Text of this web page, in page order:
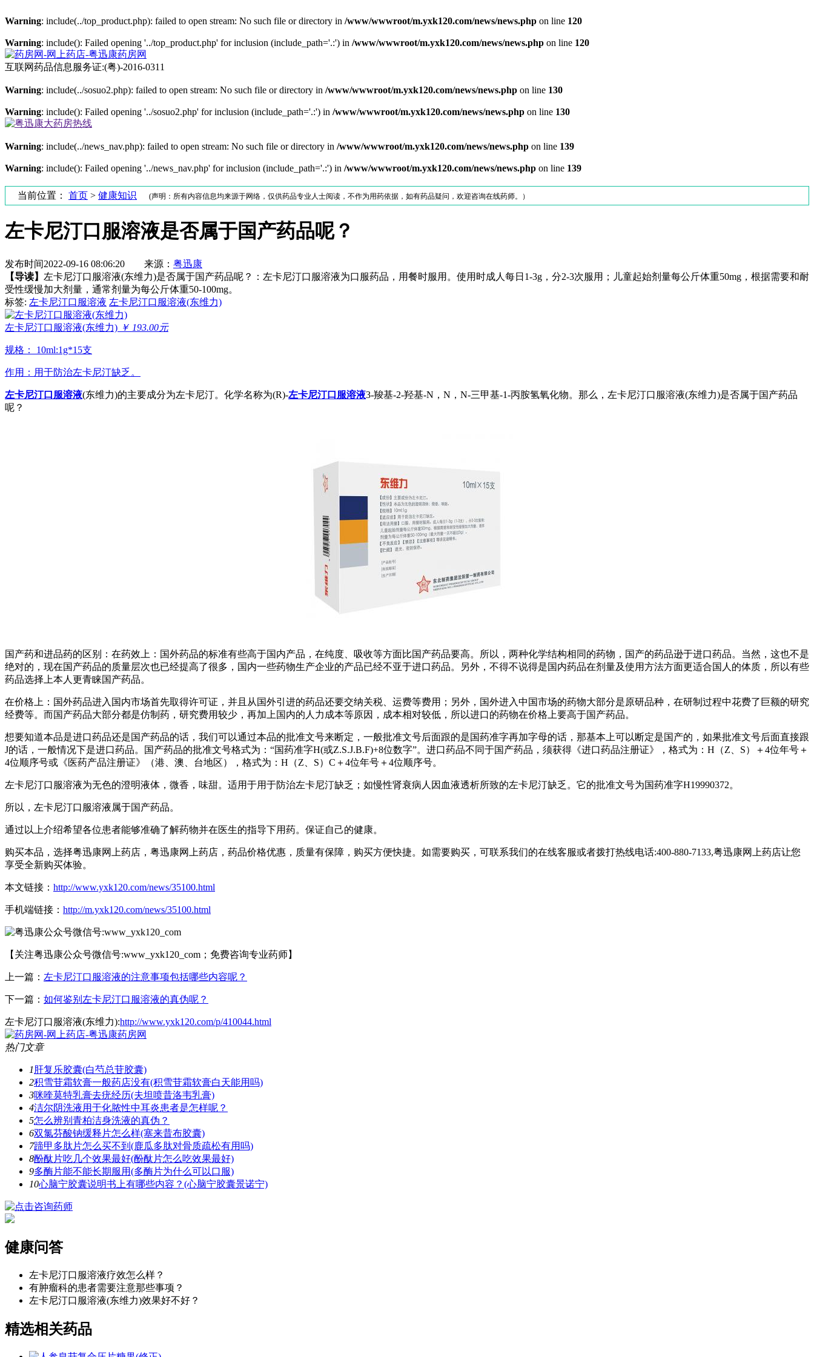
Warning: include(../top_product.php): failed to open stream: No such file or directory in /www/wwwroot/m.yxk120.com/news/news.php on line 120
Warning: include(): Failed opening '../top_product.php' for inclusion (include_path='.:') in /www/wwwroot/m.yxk120.com/news/news.php on line 120
互联网药品信息服务证:(粤)-2016-0311
Warning: include(../sosuo2.php): failed to open stream: No such file or directory in /www/wwwroot/m.yxk120.com/news/news.php on line 130
Warning: include(): Failed opening '../sosuo2.php' for inclusion (include_path='.:') in /www/wwwroot/m.yxk120.com/news/news.php on line 130
Warning: include(../news_nav.php): failed to open stream: No such file or directory in /www/wwwroot/m.yxk120.com/news/news.php on line 139
Warning: include(): Failed opening '../news_nav.php' for inclusion (include_path='.:') in /www/wwwroot/m.yxk120.com/news/news.php on line 139
当前位置： 首页 > 健康知识 (声明：所有内容信息均来源于网络，仅供药品专业人士阅读，不作为用药依据，如有药品疑问，欢迎咨询在线药师。）
左卡尼汀口服溶液是否属于国产药品呢？
发布时间2022-09-16 08:06:20 来源： 粤迅康
【导读】 左卡尼汀口服溶液(东维力)是否属于国产药品呢？：左卡尼汀口服溶液为口服药品，用餐时服用。使用时成人每日1-3g，分2-3次服用；儿童起始剂量每公斤体重50mg，根据需要和耐
受性缓慢加大剂量，通常剂量为每公斤体重50-100mg。
标签: 左卡尼汀口服溶液 左卡尼汀口服溶液(东维力)
左卡尼汀口服溶液(东维力) ￥ 193.00元
规格： 10ml:1g*15支
作用：用于防治左卡尼汀缺乏。
左卡尼汀口服溶液(东维力)的主要成分为左卡尼汀。化学名称为(R)-左卡尼汀口服溶液3-羧基-2-羟基-N，N，N-三甲基-1-丙胺氢氧化物。那么，左卡尼汀口服溶液(东维力)是否属于国产药品
呢？
国产药和进品药的区别：在药效上：国外药品的标准有些高于国内产品，在纯度、吸收等方面比国产药品要高。所以，两种化学结构相同的药物，国产的药品逊于进口药品。当然，这也不是
绝对的，现在国产药品的质量层次也已经提高了很多，国内一些药物生产企业的产品已经不亚于进口药品。另外，不得不说得是国内药品在剂量及使用方法方面更适合国人的体质，所以有些
药品选择上本人更青睐国产药品。
在价格上：国外药品进入国内市场首先取得许可证，并且从国外引进的药品还要交纳关税、运费等费用；另外，国外进入中国市场的药物大部分是原研品种，在研制过程中花费了巨额的研究
经费等。而国产药品大部分都是仿制药，研究费用较少，再加上国内的人力成本等原因，成本相对较低，所以进口的药物在价格上要高于国产药品。
想要知道本品是进口药品还是国产药品的话，我们可以通过本品的批准文号来断定，一般批准文号后面跟的是国药准字再加字母的话，那基本上可以断定是国产的，如果批准文号后面直接跟
J的话，一般情况下是进口药品。国产药品的批准文号格式为：“国药准字H(或Z.S.J.B.F)+8位数字”。进口药品不同于国产药品，须获得《进口药品注册证》，格式为：H（Z、S）＋4位年号＋
4位顺序号或《医药产品注册证》（港、澳、台地区），格式为：H（Z、S）C＋4位年号＋4位顺序号。
左卡尼汀口服溶液为无色的澄明液体，微香，味甜。适用于用于防治左卡尼汀缺乏；如慢性肾衰病人因血液透析所致的左卡尼汀缺乏。它的批准文号为国药准字H19990372。
所以，左卡尼汀口服溶液属于国产药品。
通过以上介绍希望各位患者能够准确了解药物并在医生的指导下用药。保证自己的健康。
购买本品，选择粤迅康网上药店，粤迅康网上药店，药品价格优惠，质量有保障，购买方便快捷。如需要购买，可联系我们的在线客服或者拨打热线电话:400-880-7133,粤迅康网上药店让您
享受全新购买体验。
本文链接： http://www.yxk120.com/news/35100.html
手机端链接： http://m.yxk120.com/news/35100.html
【关注粤迅康公众号微信号:www_yxk120_com；免费咨询专业药师】
上一篇： 左卡尼汀口服溶液的注意事项包括哪些内容呢？
下一篇： 如何鉴别左卡尼汀口服溶液的真伪呢？
左卡尼汀口服溶液(东维力):http://www.yxk120.com/p/410044.html
热门文章
1 肝复乐胶囊(白芍总苷胶囊)
2积雪苷霜软膏一般药店没有(积雪苷霜软膏白天能用吗)
3咪喹莫特乳膏去疣经历(夫坦喷昔洛韦乳膏)
4洁尔阴洗液用于化脓性中耳炎患者是怎样呢？
5怎么辨别青柏洁身洗液的真伪？
6双氯芬酸钠缓释片怎么样(塞来昔布胶囊)
7蹄甲多肽片怎么买不到(鹿瓜多肽对骨质疏松有用吗)
8酚酞片吃几个效果最好(酚酞片怎么吃效果最好)
9多酶片能不能长期服用(多酶片为什么可以口服)
10心脑宁胶囊说明书上有哪些内容？(心脑宁胶囊景诺宁)
健康问答
左卡尼汀口服溶液疗效怎么样？
有肿瘤科的患者需要注意那些事项？
左卡尼汀口服溶液(东维力)效果好不好？
精选相关药品